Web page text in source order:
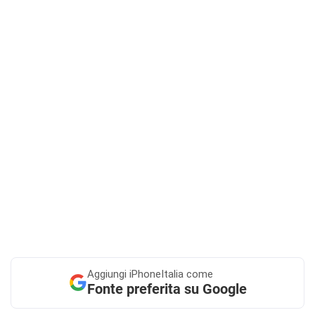
Aggiungi iPhoneItalia come
Fonte preferita su Google